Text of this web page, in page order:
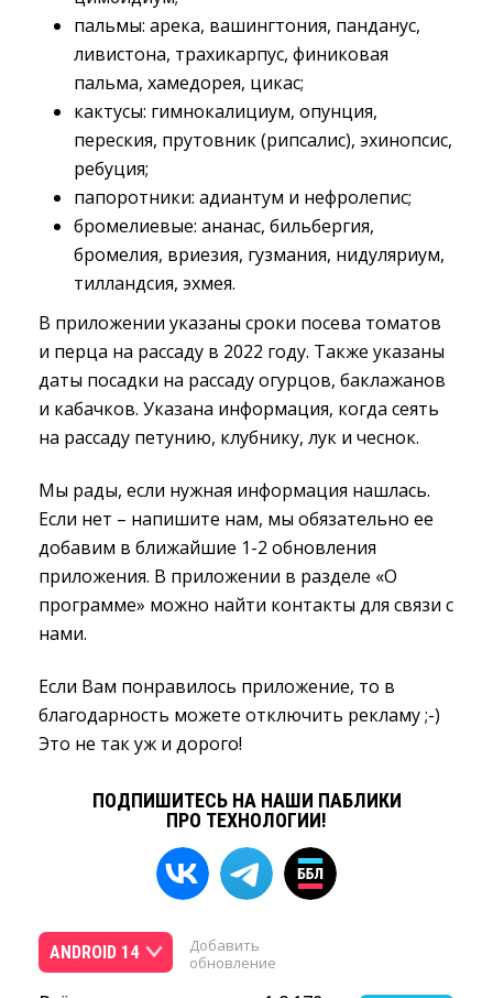
пальмы: арека, вашингтония, панданус,
ливистона, трахикарпус, финиковая
пальма, хамедорея, цикас;
кактусы: гимнокалициум, опунция,
переския, прутовник (рипсалис), эхинопсис,
ребуция;
папоротники: адиантум и нефролепис;
бромелиевые: ананас, бильбергия,
бромелия, вриезия, гузмания, нидуляриум,
тилландсия, эхмея.
В приложении указаны сроки посева томатов
и перца на рассаду в 2022 году. Также указаны
даты посадки на рассаду огурцов, баклажанов
и кабачков. Указана информация, когда сеять
на рассаду петунию, клубнику, лук и чеснок.
Мы рады, если нужная информация нашлась.
Если нет – напишите нам, мы обязательно ее
добавим в ближайшие 1-2 обновления
приложения. В приложении в разделе «О
программе» можно найти контакты для связи с
нами.
Если Вам понравилось приложение, то в
благодарность можете отключить рекламу ;-)
Это не так уж и дорого!
ПОДПИШИТЕСЬ НА НАШИ ПАБЛИКИ
ПРО ТЕХНОЛОГИИ!
ANDROID 14
Добавить
обновление